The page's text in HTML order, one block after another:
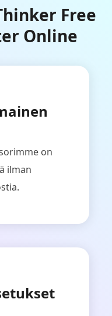
Free
Online
on
ilman